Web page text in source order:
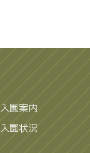
入園案内
入園状況